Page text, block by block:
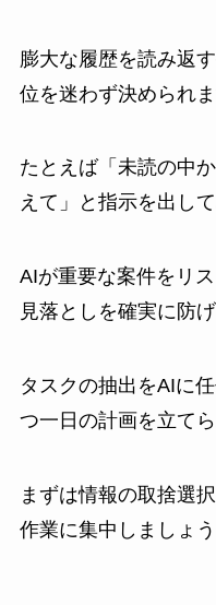
膨大な履歴を読み返
位を迷わず決められま
たとえば「未読の中
えて」と指示を出し
AIが重要な案件をリ
見落としを確実に防げ
タスクの抽出をAIに
つ一日の計画を立てら
まずは情報の取捨選
作業に集中しましょう